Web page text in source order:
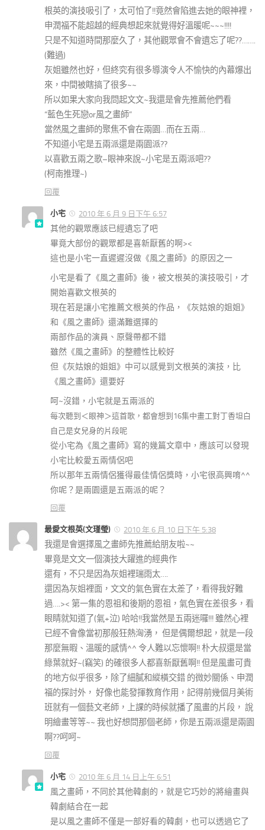
根英的演技吸引了，太可怕了!!竟然會陷進去她的眼神裡，
申潤福不能超越的經典想起來就覺得好溫暖呢~~~!!!!
只是不知道時間那麼久了，其他觀眾會不會遺忘了呢??…….
(難過)
灰姐雖然也好，但終究有很多導演令人不愉快的內幕爆出
來，中間被瞎搞了很多~~
所以如果大家向我問起文文~我還是會先推薦他們看
“藍色生死戀or風之畫師”
當然風之畫師的聚焦不會在兩園…而在五兩…
不知道小宅是五兩派還是兩園派??
以喜歡五兩之歌–眼神來說~小宅是五兩派吧??
(柯南推理~)
回覆
小宅 2010 年 6 月 9 日下午 6:57
其他的觀眾應該已經遺忘了吧
畢竟大部份的觀眾都是喜新厭舊的啊><
這也是小宅一直遲遲沒做《風之畫師》的原因之一
小宅是看了《風之畫師》後，被文根英的演技吸引，才
開始喜歡文根英的
現在若是讓小宅推薦文根英的作品，《灰姑娘的姐姐》
和《風之畫師》還滿難選擇的
兩部作品的演員、原聲帶都不錯
雖然《風之畫師》的整體性比較好
但《灰姑娘的姐姐》中可以感覺到文根英的演技，比
《風之畫師》還要好
呵~沒錯，小宅就是五兩派的
每次聽到＜眼神＞這首歌，都會想到16集中畫工對丁香坦白
自己是女兒身的片段呢
從小宅為《風之畫師》寫的幾篇文章中，應該可以發現
小宅比較愛五兩情侶吧
所以那年五兩情侶獲得最佳情侶獎時，小宅很高興唷^^
你呢？是兩園還是五兩派的呢？
回覆
最愛文根英(文瑾瑩) 2010 年 6 月 10 日下午 5:38
我還是會選擇風之畫師先推薦給朋友啦~~
畢竟是文文一個演技大躍進的經典作
還有，不只是因為灰姐裡瑞雨太….
還因為灰姐裡面，文文的氣色實在太差了，看得我好難
過….>< 第一集的恩祖和後期的恩祖，氣色實在差很多，看
眼睛就知道了(氣+泣) 哈哈!!我當然是五兩迷囉!!! 雖然心裡
已經不會像當初那般狂熱洶湧， 但是偶爾想起，就是一段
那麼無暇、溫暖的感情^^ 令人難以忘懷啊!! 朴大叔還是當
綠葉就好~(竊笑) 的確很多人都喜新厭舊啊!! 但是風畫可貴
的地方似乎很多，除了細膩和縱橫交錯 的微妙關係、申潤
福的探討外， 好像也能發揮教育作用，記得前幾個月美術
班就有一個藝文老師，上課的時候就播了風畫的片段， 說
明繪畫等等~~ 我也好想問那個老師，你是五兩派還是兩園
啊??呵呵~
回覆
小宅 2010 年 6 月 14 日上午 6:51
風之畫師，不同於其他韓劇的，就是它巧妙的將繪畫與
韓劇結合在一起
是以風之畫師不僅是一部好看的韓劇，也可以透過它了